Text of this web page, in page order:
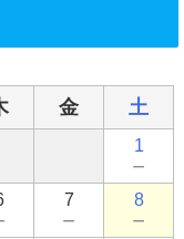
金 土
1
－
7
－
8
－